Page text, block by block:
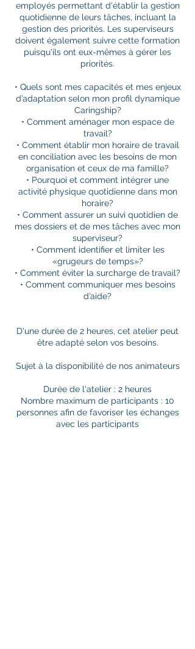
employés permettant d'établir la gestion
quotidienne de leurs tâches, incluant la
gestion des priorités. Les superviseurs
doivent également suivre cette formation
puisqu'ils ont eux-mêmes à gérer les
priorités.
• Quels sont mes capacités et mes enjeux
d’adaptation selon mon profil dynamique
Caringship?
• Comment aménager mon espace de
travail?
• Comment établir mon horaire de travail
en conciliation avec les besoins de mon
organisation et ceux de ma famille?
• Pourquoi et comment intégrer une
activité physique quotidienne dans mon
horaire?
• Comment assurer un suivi quotidien de
mes dossiers et de mes tâches avec mon
superviseur?
• Comment identifier et limiter les
«grugeurs de temps»?
• Comment éviter la surcharge de travail?
• Comment communiquer mes besoins
d’aide?
D'une durée de 2 heures, cet atelier peut
être adapté selon vos besoins.
Sujet à la disponibilité de nos animateurs
Durée de l'atelier : 2 heures
Nombre maximum de participants : 10
personnes afin de favoriser les échanges
avec les participants